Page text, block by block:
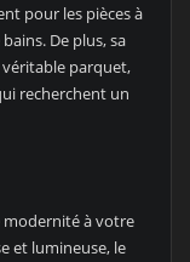
pour les pièces à
De plus, sa
véritable parquet,
recherchent un
modernité à votre
et lumineuse, le